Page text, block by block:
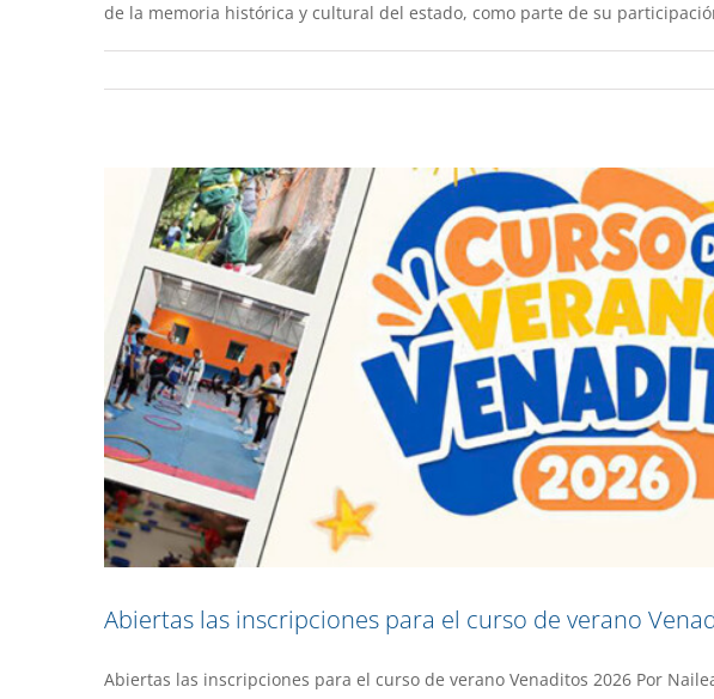
de la memoria histórica y cultural del estado, como parte de su
Destacado Extensión Gaceta UAEM
Abiertas las inscripciones para el curso de verano
Abiertas las inscripciones para el curso de verano Venaditos 2026 Por